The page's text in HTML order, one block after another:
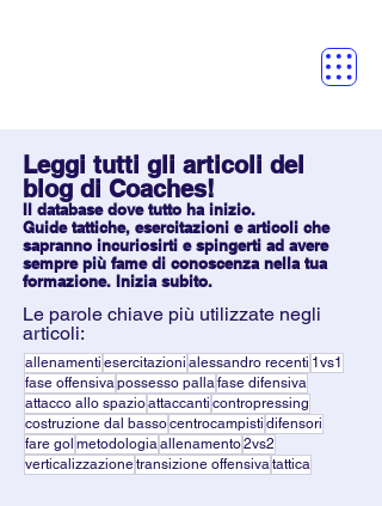
Leggi tutti gli articoli del
blog di Coaches!
Il database dove tutto ha inizio.
Guide tattiche, esercitazioni e articoli che
sapranno incuriosirti e spingerti ad avere
sempre più fame di conoscenza nella tua
formazione. Inizia subito.
Le parole chiave più utilizzate negli
articoli:
allenamenti esercitazioni alessandro recenti 1vs1
fase offensivapossesso pallafase difensiva
attacco allo spazioattaccanti contropressing
costruzione dal bassocentrocampisti difensori
fare gol metodologiaallenamento2vs2
verticalizzazionetransizione offensivatattica